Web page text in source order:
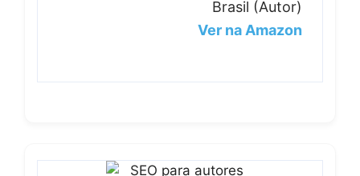
Brasil (Autor)
Ver na Amazon